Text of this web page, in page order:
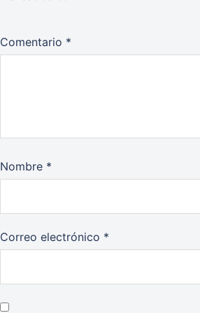
Comentario *
Nombre *
Correo electrónico *